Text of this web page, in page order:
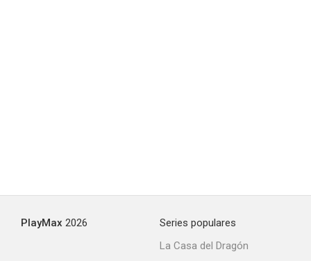
PlayMax 2026
Series populares
La Casa del Dragón